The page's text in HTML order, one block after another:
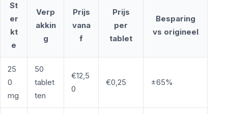
St
er
kt
e
Verp
akkin
g
Prijs
vana
f
Prijs
per
tablet
Besparing
vs origineel
25
0
mg
50
tablet
ten
€12,5
0
€0,25 ±65%